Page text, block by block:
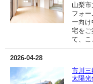
山梨
フォ
ー向
宅を
て、こ
2026-04-28
市川
太陽光